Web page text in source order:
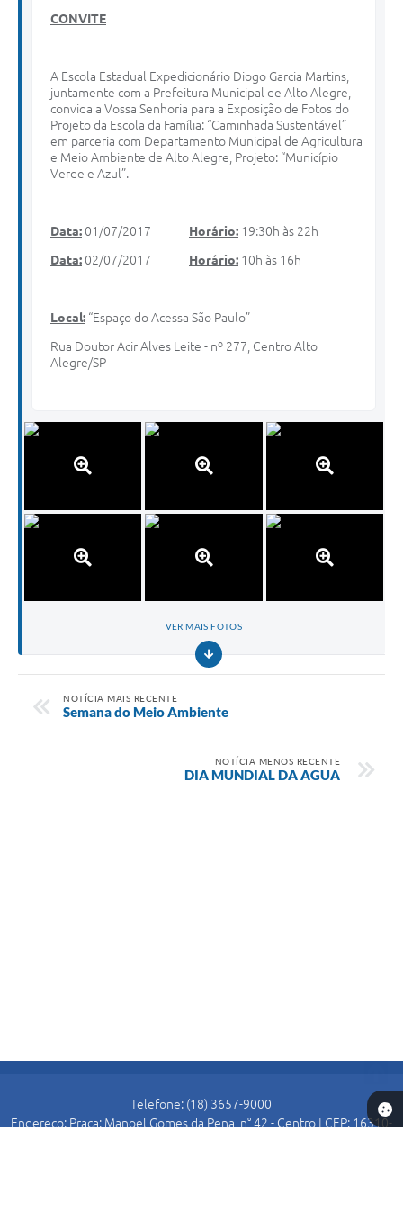
CONVITE
A Escola Estadual Expedicionário Diogo Garcia Martins,
juntamente com a Prefeitura Municipal de Alto Alegre,
convida a Vossa Senhoria para a Exposição de Fotos do
Projeto da Escola da Família: “Caminhada Sustentável”
em parceria com Departamento Municipal de Agricultura
e Meio Ambiente de Alto Alegre, Projeto: “Município
Verde e Azul”.
Data:01/07/2017 Horário: 19:30h às 22h
Data:02/07/2017 Horário: 10h às 16h
Local: “Espaço do Acessa São Paulo”
Rua Doutor Acir Alves Leite - nº 277, Centro Alto
Alegre/SP
VER MAIS FOTOS
NOTÍCIA MAIS RECENTE
Semana do Meio Ambiente
NOTÍCIA MENOS RECENTE
DIA MUNDIAL DA AGUA
Telefone: (18) 3657-9000
Endereço: Praça: Manoel Gomes da Pena, n° 42 - Centro | CEP: 16310-